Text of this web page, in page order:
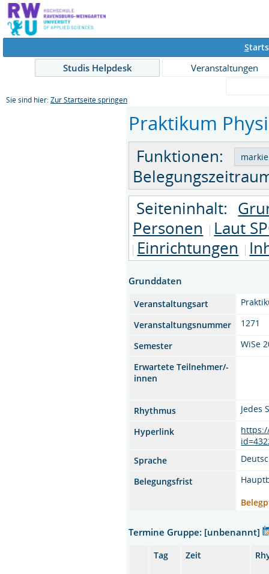
S
Studis Helpdesk
Veranstaltungen
Sie sind hier: Zur Startseite springen
Praktikum
Funktionen:
Seiteninhalt:
Personen
Laut
Einrichtungen
Grunddaten
Veranstaltungsart
Veranstaltungsnummer
1271
Semester
WiSe
Erwartete Teilnehmer/-
innen
Rhythmus
Jedes
Hyperlink
Sprache
Belegungsfrist
Termine Gruppe: [unbenannt]
Tag Zeit